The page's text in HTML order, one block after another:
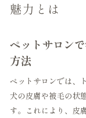
魅力とは
ペットサロン
方法
ペットサロンでは、
犬の皮膚や被毛の状
す。これにより、皮